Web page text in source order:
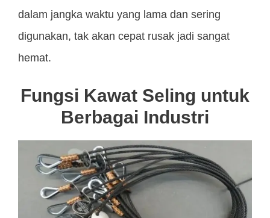
dalam jangka waktu yang lama dan sering
digunakan, tak akan cepat rusak jadi sangat
hemat.
Fungsi Kawat Seling untuk
Berbagai Industri